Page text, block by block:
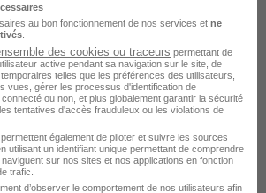
Inférieur à 2 jours
au bon fonctionnement de nos services et ne
des cookies ou traceurs permettant de
active pendant sa navigation sur le site, de
telles que les préférences des utilisateurs,
vues, gérer les processus d'identification de
ou non, et plus globalement garantir la sécurité
tentatives d'accès frauduleux ou les violations de
également de piloter et suivre les sources
utilisant un identifiant unique permettant de comprendre
sur nos sites et nos applications en fonction
trafic.
d’observer le comportement de nos utilisateurs afin